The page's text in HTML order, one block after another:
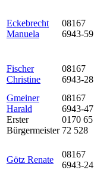
Eckebrecht
Manuela
08167
6943-59
Fischer
Christine
08167
6943-28
Gmeiner
Harald
Erster
Bürgermeister
08167
6943-47
0170 65
72 528
Götz Renate
08167
6943-24